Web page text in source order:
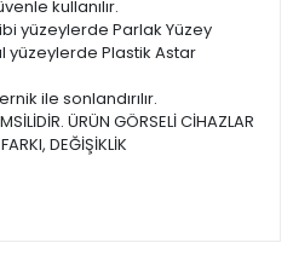
kullanılır.
yüzeylerde Parlak Yüzey
yüzeylerde Plastik Astar
ile sonlandırılır.
ÜRÜN GÖRSELİ CİHAZLAR
DEĞİŞİKLİK